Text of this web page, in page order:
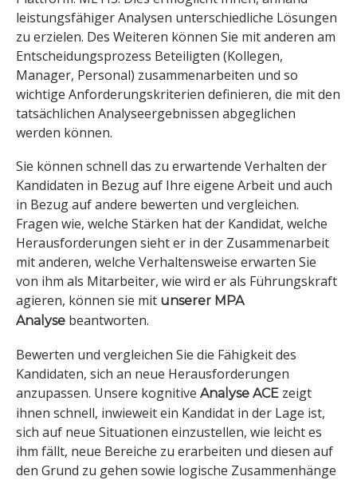
leistungsfähiger Analysen unterschiedliche Lösungen
zu erzielen. Des Weiteren können Sie mit anderen am
Entscheidungsprozess Beteiligten (Kollegen,
Manager, Personal) zusammenarbeiten und so
wichtige Anforderungskriterien definieren, die mit den
tatsächlichen Analyseergebnissen abgeglichen
werden können.
Sie können schnell das zu erwartende Verhalten der
Kandidaten in Bezug auf Ihre eigene Arbeit und auch
in Bezug auf andere bewerten und vergleichen.
Fragen wie, welche Stärken hat der Kandidat, welche
Herausforderungen sieht er in der Zusammenarbeit
mit anderen, welche Verhaltensweise erwarten Sie
von ihm als Mitarbeiter, wie wird er als Führungskraft
agieren, können sie mit unserer MPA
Analyse beantworten.
Bewerten und vergleichen Sie die Fähigkeit des
Kandidaten, sich an neue Herausforderungen
anzupassen. Unsere kognitive Analyse ACE zeigt
ihnen schnell, inwieweit ein Kandidat in der Lage ist,
sich auf neue Situationen einzustellen, wie leicht es
ihm fällt, neue Bereiche zu erarbeiten und diesen auf
den Grund zu gehen sowie logische Zusammenhänge